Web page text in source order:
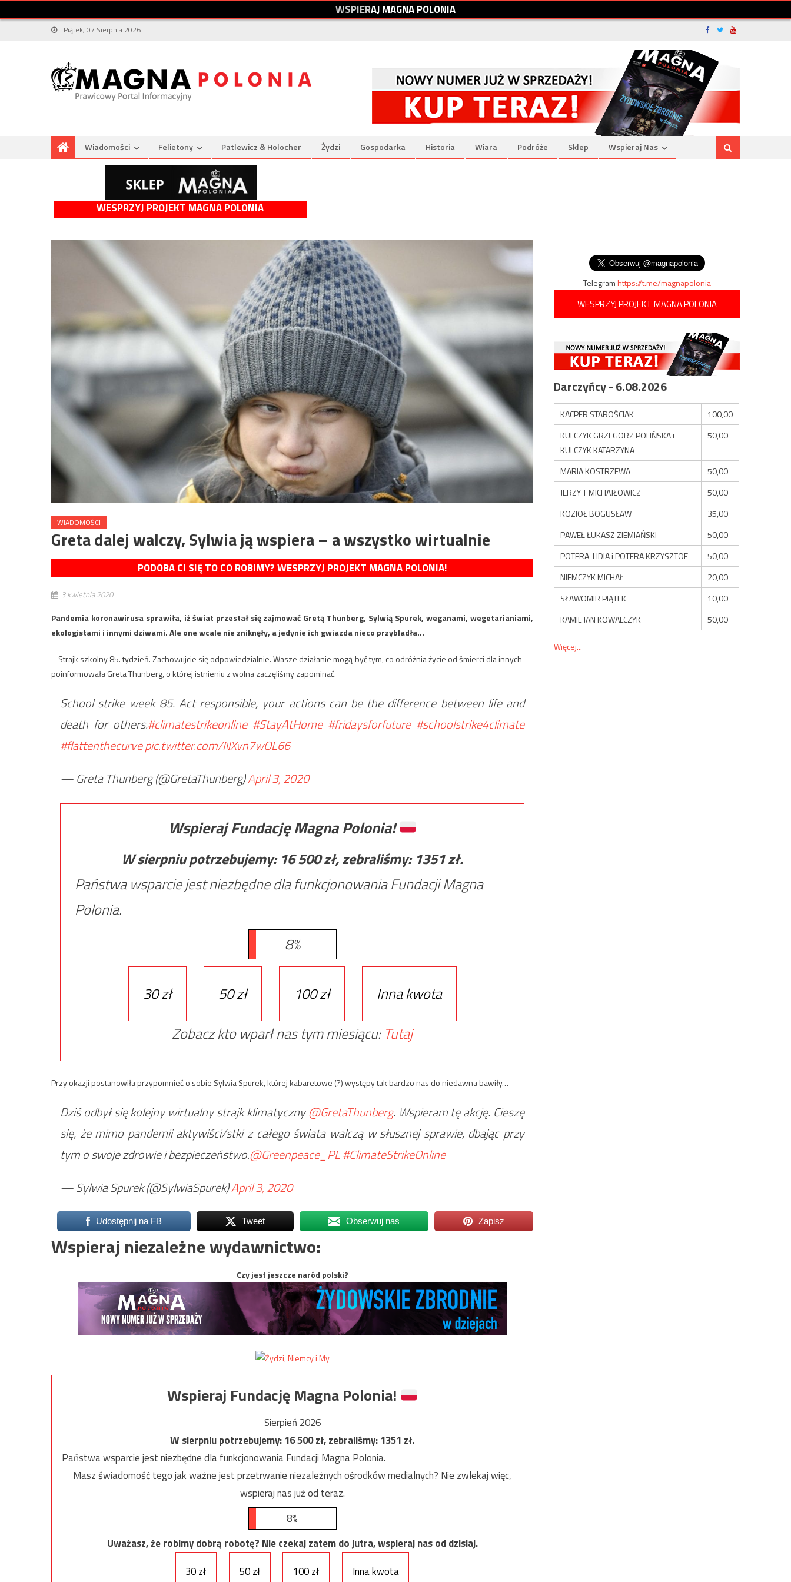
WSPIERAJMAGNAPOLONIA
Piątek, 07 Sierpnia 2026
Wiadomości Felietony Patlewicz & Holocher Żydzi Gospodarka Historia Wiara Podróże Sklep Wspieraj Nas
WESPRZYJ PROJEKT MAGNA POLONIA
WIADOMOŚCI
Greta dalej walczy, Sylwia ją wspiera – a wszystko wirtualnie
PODOBA CI SIĘ TO CO ROBIMY? WESPRZYJ PROJEKT MAGNA POLONIA!
3 kwietnia 2020
Pandemia koronawirusa sprawiła, iż świat przestał się zajmować Gretą Thunberg, Sylwią Spurek, weganami, wegetarianiami,
ekologistami i innymi dziwami. Ale one wcale nie zniknęły, a jedynie ich gwiazda nieco przybladła…
– Strajk szkolny 85. tydzień. Zachowujcie się odpowiedzialnie. Wasze działanie mogą być tym, co odróżnia życie od śmierci dla innych —
poinformowała Greta Thunberg, o której istnieniu z wolna zaczęliśmy zapominać.
School strike week 85. Act responsible, your actions can be the difference between life and
death for others.#climatestrikeonline #StayAtHome #fridaysforfuture #schoolstrike4climate
#flattenthecurvepic.twitter.com/NXvn7wOL66
— Greta Thunberg (@GretaThunberg)April 3, 2020
Wspieraj Fundację Magna Polonia!
W sierpniu potrzebujemy: 16 500zł, zebraliśmy: 1351zł.
Państwa wsparcie jest niezbędne dla funkcjonowania Fundacji Magna
Polonia.
8%
30 zł 50 zł 100 zł
Inna kwota
Zobacz kto wparł nas tym miesiącu: Tutaj
Przy okazji postanowiła przypomnieć o sobie Sylwia Spurek, której kabaretowe (?) występy tak bardzo nas do niedawna bawiły…
Dziś odbył się kolejny wirtualny strajk klimatyczny@GretaThunberg. Wspieram tę akcję. Cieszę
się, że mimo pandemii aktywiści/stki z całego świata walczą w słusznej sprawie, dbając przy
tym o swoje zdrowie i bezpieczeństwo.@Greenpeace_PL#ClimateStrikeOnline
— Sylwia Spurek (@SylwiaSpurek)April 3, 2020
Udostępnij na FB Tweet Obserwuj nas Zapisz
Wspieraj niezależne wydawnictwo:
Czy jest jeszcze naród polski?
Wspieraj Fundację Magna Polonia!
Sierpień 2026
W sierpniu potrzebujemy:16 500zł, zebraliśmy:1351 zł.
Państwa wsparcie jest niezbędne dla funkcjonowania Fundacji Magna Polonia.
Masz świadomość tego jak ważne jest przetrwanie niezależnych ośrodków medialnych? Nie zwlekaj więc,
wspieraj nas już od teraz.
8%
Uważasz, że robimy dobrą robotę? Nie czekaj zatem do jutra, wspieraj nas od dzisiaj.
30 zł
50 zł 100 zł Inna kwota
Telegramhttps://t.me/magnapolonia
WESPRZYJ PROJEKT MAGNA POLONIA
Darczyńcy - 6.08.2026
KACPER STAROŚCIAK
100,00
KULCZYK GRZEGORZ POLIŃSKA i
KULCZYK KATARZYNA
50,00
MARIA KOSTRZEWA
50,00
JERZY T MICHAJŁOWICZ
50,00
KOZIOŁ BOGUSŁAW
35,00
PAWEŁ ŁUKASZ ZIEMIAŃSKI
50,00
POTERA LIDIA i POTERA KRZYSZTOF
50,00
NIEMCZYK MICHAŁ
20,00
SŁAWOMIR PIĄTEK
10,00
KAMIL JAN KOWALCZYK
50,00
Więcej...